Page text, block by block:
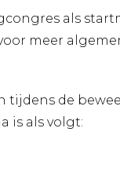
als
meer
de
is als volgt: